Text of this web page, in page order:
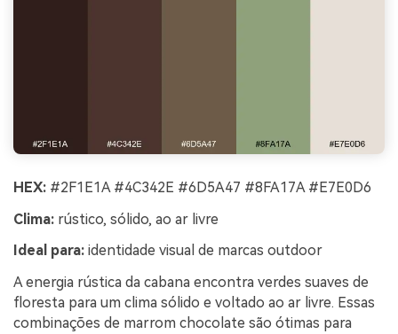
HEX: #2F1E1A #4C342E #6D5A47 #8FA17A #E7E0D6
Clima: rústico, sólido, ao ar livre
Ideal para: identidade visual de marcas outdoor
A energia rústica da cabana encontra verdes suaves de
floresta para um clima sólido e voltado ao ar livre. Essas
combinações de marrom chocolate são ótimas para